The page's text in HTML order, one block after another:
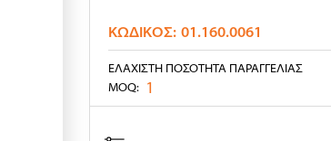
ΚΩΔΙΚΌΣ: 01.160.0061
ΕΛΆΧΙΣΤΗ ΠΟΣΌΤΗΤΑ ΠΑΡΑΓΓΕΛΊΑΣ
MOQ: 1